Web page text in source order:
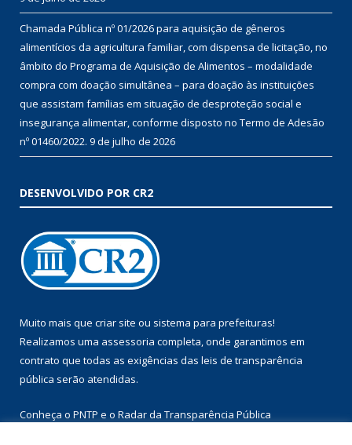
Chamada Pública nº 01/2026 para aquisição de gêneros
alimentícios da agricultura familiar, com dispensa de licitação, no
âmbito do Programa de Aquisição de Alimentos – modalidade
compra com doação simultânea – para doação às instituições
que assistam famílias em situação de desproteção social e
insegurança alimentar, conforme disposto no Termo de Adesão
nº 01460/2022. 9 de julho de 2026
DESENVOLVIDO POR CR2
Muito mais que criar site ou sistema para prefeituras!
Realizamos uma assessoria completa, onde garantimos em
contrato que todas as exigências das leis de transparência
pública serão atendidas.
Conheça o PNTP e o Radar da Transparência Pública